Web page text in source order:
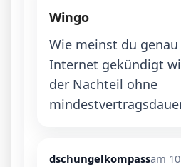
Wingo
Wie meinst du
Internet gekündigt
der Nachteil ohne
dschungelkompassam